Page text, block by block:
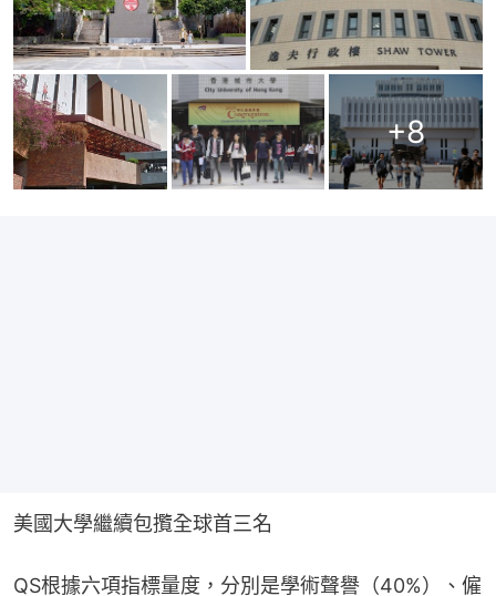
+8
美國大學繼續包攬全球首三名
QS根據六項指標量度，分別是學術聲譽（40%）、僱